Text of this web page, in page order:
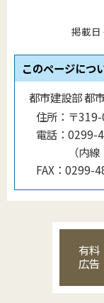
掲載日
このページにつ
都市建設部 都
住所： 〒
電話： 0299-
（内線
FAX： 0299-
有料
広告